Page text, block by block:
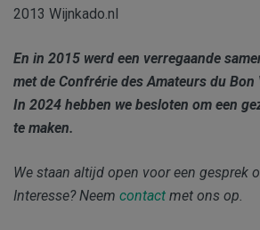
2013 Wijnkado.nl
En in 2015 werd een verregaande
met de Confrérie des Amateurs du Bon
In 2024 hebben we besloten om een
te maken.
We staan altijd open voor een gesprek
Interesse? Neem contact met ons op.